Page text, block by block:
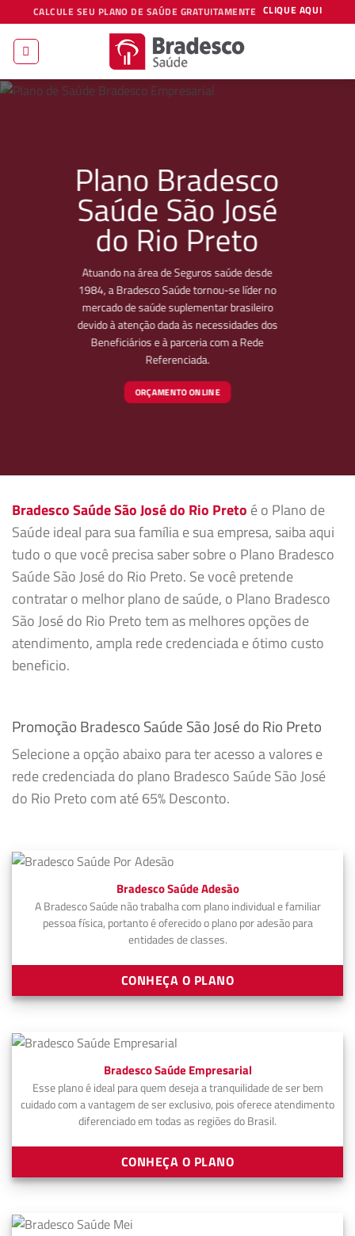
to
content
CALCULE SEU PLANO DE SAÚDE GRATUITAMENTE CLIQUE AQUI
Plano Bradesco
Saúde São José
do Rio Preto
Atuando na área de Seguros saúde desde
1984, a Bradesco Saúde tornou-se líder no
mercado de saúde suplementar brasileiro
devido à atenção dada às necessidades dos
Beneficiários e à parceria com a Rede
Referenciada.
ORÇAMENTO ONLINE
Bradesco Saúde São José do Rio Preto é o Plano de
Saúde ideal para sua família e sua empresa, saiba aqui
tudo o que você precisa saber sobre o Plano Bradesco
Saúde São José do Rio Preto. Se você pretende
contratar o melhor plano de saúde, o Plano Bradesco
São José do Rio Preto tem as melhores opções de
atendimento, ampla rede credenciada e ótimo custo
beneficio.
Promoção Bradesco Saúde São José do Rio Preto
Selecione a opção abaixo para ter acesso a valores e
rede credenciada do plano Bradesco Saúde São José
do Rio Preto com até 65% Desconto.
Bradesco Saúde Adesão
A Bradesco Saúde não trabalha com plano individual e familiar
pessoa física, portanto é oferecido o plano por adesão para
entidades de classes.
CONHEÇA O PLANO
Bradesco Saúde Empresarial
Esse plano é ideal para quem deseja a tranquilidade de ser bem
cuidado com a vantagem de ser exclusivo, pois oferece atendimento
diferenciado em todas as regiões do Brasil.
CONHEÇA O PLANO